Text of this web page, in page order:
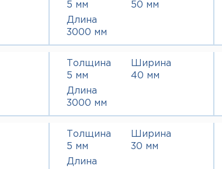
5 мм
50 мм
Длина
3000 мм
Толщина
5 мм
Ширина
40 мм
Длина
3000 мм
Толщина
5 мм
Ширина
30 мм
Длина